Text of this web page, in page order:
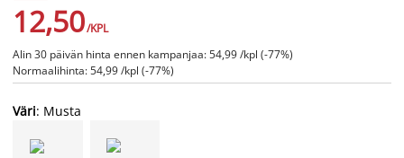
12,50/KPL
Alin 30 päivän hinta ennen kampanjaa: 54,99 /kpl (-77%)
Normaalihinta: 54,99 /kpl (-77%)
Väri: Musta